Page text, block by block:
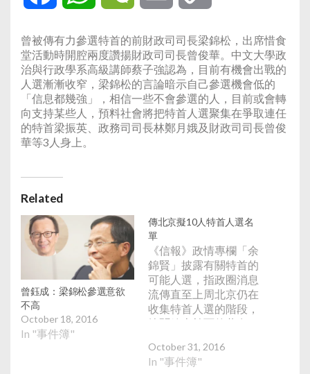
曾被傳有力參選特首的前財政司司長梁錦松，出席惜食
堂活動時開腔兩度讚揚財政司司長曾俊華。中文大學政
治與行政學系高級講師蔡子強認為，目前有機會出戰的
人選漸漸收窄，梁錦松的言論暗示自己參選機會低的
「信息都幾強」，相信一些不會參選的人，目前或會轉
向支持某些人，預料社會將把特首人選聚集在爭取連任
的特首梁振英、政務司司長林鄭月娥及財政司司長曾俊
華等3人身上。
Related
曾鈺成：梁錦松參選意欲
不高
October 18, 2016
In "事件簿"
傳北京擬10人特首人選名
單
《信報》政情專欄「余
錦賢」披露有關特首的
可能人選，指政圈消息
流傳直至上周北京仍在
收集特首人選的階段，
據聞放上枱面的共有10
情環節亦報道，指中央
各部門正整理熱門人選
October 31, 2016
In "事件簿"